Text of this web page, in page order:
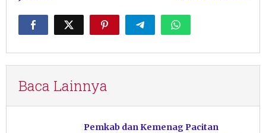
Baca Lainnya
Pemkab dan Kemenag Pacitan